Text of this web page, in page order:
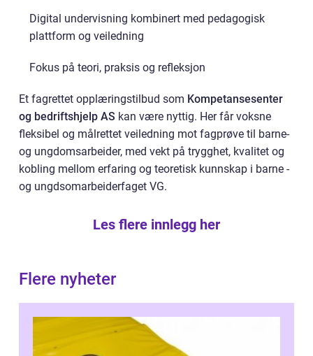
Digital undervisning kombinert med pedagogisk
plattform og veiledning
Fokus på teori, praksis og refleksjon
Et fagrettet opplæringstilbud som Kompetansesenter
og bedriftshjelp AS kan være nyttig. Her får voksne
fleksibel og målrettet veiledning mot fagprøve til barne-
og ungdomsarbeider, med vekt på trygghet, kvalitet og
kobling mellom erfaring og teoretisk kunnskap i barne -
og ungdsomarbeiderfaget VG.
Les flere innlegg her
Flere nyheter